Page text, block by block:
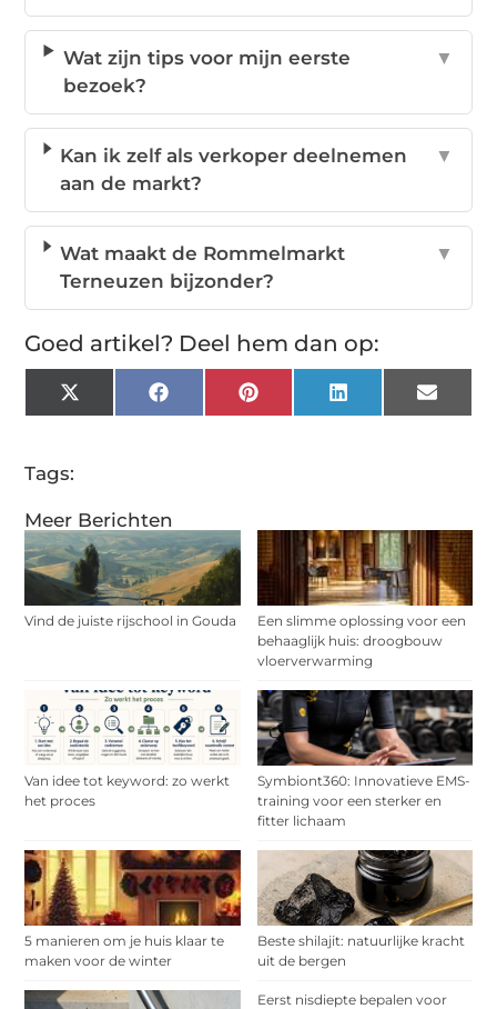
Meer Berichten
Vind de juiste rijschool in Gouda
Een slimme oplossing voor een
behaaglijk huis: droogbouw
vloerverwarming
Van idee tot keyword: zo werkt
het proces
Symbiont360: Innovatieve EMS-
training voor een sterker en
fitter lichaam
5 manieren om je huis klaar te
maken voor de winter
Beste shilajit: natuurlijke kracht
uit de bergen
Eerst nisdiepte bepalen voor
Wat zijn tips voor mijn eerste
bezoek?
▼
Kan ik zelf als verkoper deelnemen
aan de markt?
▼
Wat maakt de Rommelmarkt
Terneuzen bijzonder?
▼
Goed artikel? Deel hem dan op:
X
(Twitter)
FacebookPinterestLinkedInEmail
Tags: